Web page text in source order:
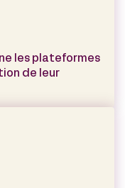
les plateformes
de leur